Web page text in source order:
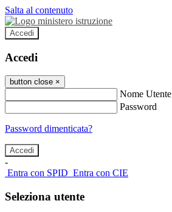
Salta al contenuto
Accedi
Accedi
button close ×
Nome Utente
Password
Password dimenticata?
-
Entra con SPID Entra con CIE
Seleziona utente